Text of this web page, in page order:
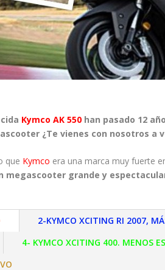
Kymco AK 550 han pasado 12
¿Te vienes con nosotros a
que Kymco era una marca muy fuerte
megascooter grande y
2-KYMCO XCITING RI 2007,
4- KYMCO XCITING 400. MENOS